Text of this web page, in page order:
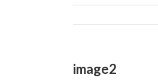
image2